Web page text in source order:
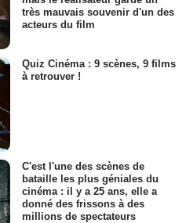
très mauvais souvenir d'un des
acteurs du film
Quiz Cinéma : 9 scènes, 9 films
à retrouver !
C'est l'une des scènes de
bataille les plus géniales du
cinéma : il y a 25 ans, elle a
donné des frissons à des
millions de spectateurs